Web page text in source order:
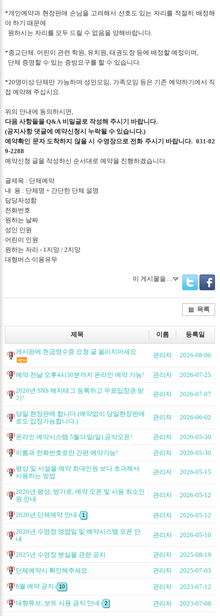
*개인예약과 현장판매 손님을 고려해서 선호도 있는 자리를 적절히 배정해
야 하기 때문에
원하시는 자리를 모두 드릴 수 없음을 양해바랍니다.
*종교단체. 어린이 관련 학원, 유치원, 태권도장 등에 배정할 예정이며,
단체 증명할 수 있는 증빙요구를 할 수 있습니다.
*20명이상 단체만 가능하며 성인모임, 가족모임 등은 기존 예약하기에서 직
접 예약해 주십시요.
위의 안내에 동의하시면,
다음 사항들을 Q&A 비밀글로 작성해 주시기 바랍니다.
(공지사항 댓글에 예약신청시 누락될 수 있습니다.)
예약확인 문자 도착하지 않을 시 수영장으로 전화 주시기 바랍니다. 031-82
9-2288
예약신청 글을 작성하신 순서대로 예약을 진행하겠습니다.
글제목 : 단체예약
내 용 : 단체명 + 간단한 단체 설명
담당자성함
전화번호
원하는 날짜
성인 인원
어린이 인원
원하는 자리 - 1지망 / 2지망
대형버스 이용유무
이 게시물을…
Twitter
목록
제목 이름 등록일
게시판에 현금영수증 요청 글 올리지마세요 관리자 2026-08-06
예약 전날 오후4시30분까지 온라인 예약 가능! 관리자 2026-07-25
2026년 SNS 해지테그 등록하고 무료입장권 받
기!
관리자 2026-07-07
당일 현장판매 합니다.(예약없이 당일현장판매
로도 입장가능합니다.)
관리자 2026-06-02
온라인 예약시스템 5월31일(일) 공식오픈! 관리자 2026-05-30
이름과 전화번호로만 간편 예약가능! 관리자 2026-05-30
평상 및 시설물 예약 최대인원 보다 초과해서
사용하는 방법
관리자 2026-05-15
2026년 평상, 방가로, 예약 오픈 및 사용 최소인
원 안내
관리자 2026-05-12
2026년 단체예약 안내 1 관리자 2026-05-12
2026년 수영장 영업일 및 예약시스템 오픈 안
내
관리자 2026-05-10
2025년 수영장 분실물 관련 공지 관리자 2025-08-19
단체예약시 확인해주세요. 관리자 2025-07-03
8월 예약 공지 10 관리자 2023-07-12
대형튜브, 보트 사용 금지 안내 2 관리자 2023-07-08